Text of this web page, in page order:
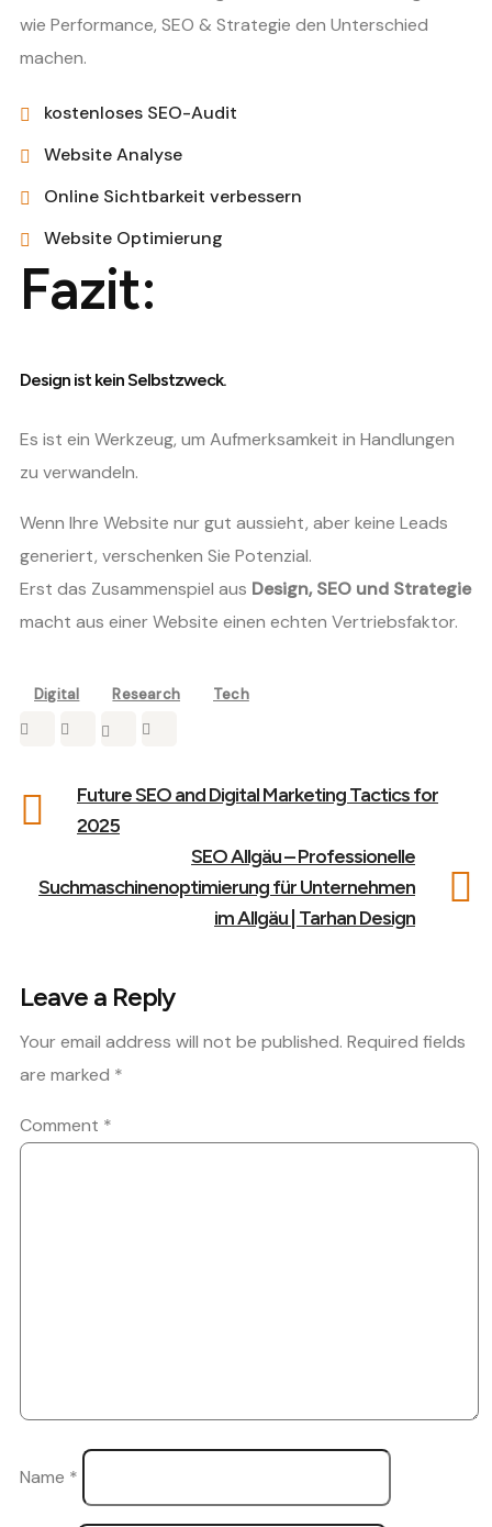
wie Performance, SEO & Strategie den Unterschied
machen.
kostenloses SEO-Audit
Website Analyse
Online Sichtbarkeit verbessern
Website Optimierung
Fazit:
Design ist kein Selbstzweck.
Es ist ein Werkzeug, um Aufmerksamkeit in Handlungen
zu verwandeln.
Wenn Ihre Website nur gut aussieht, aber keine Leads
generiert, verschenken Sie Potenzial.
Erst das Zusammenspiel aus Design, SEO und Strategie
macht aus einer Website einen echten Vertriebsfaktor.
Digital Research Tech
Future SEO and Digital Marketing Tactics for
2025
SEO Allgäu – Professionelle
Suchmaschinenoptimierung für Unternehmen
im Allgäu | Tarhan Design
Leave a Reply
Your email address will not be published. Required fields
are marked *
Comment *
Name *